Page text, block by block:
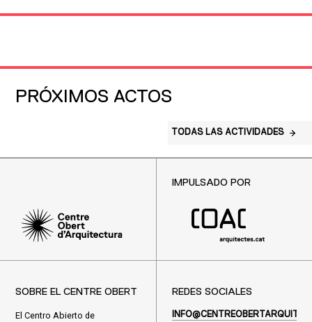
PRÓXIMOS ACTOS
TODAS LAS ACTIVIDADES
IMPULSADO POR
SOBRE EL CENTRE OBERT
El Centro Abierto de
REDES SOCIALES